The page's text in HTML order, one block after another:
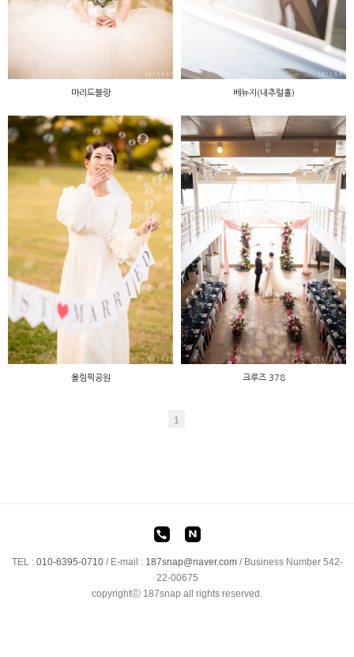
마리드블랑 베뉴지(내추럴홀)
올림픽공원 크루즈 378
1
TEL : 010-6395-0710/ E-mail : 187snap@naver.com/ Business Number 542-
22-00675
copyrightⓒ 187snap all rights reserved.